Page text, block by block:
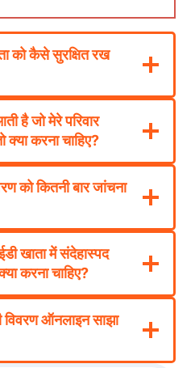
को कैसे सुरक्षित रख
है जो मेरे परिवार
क्या करना चाहिए?
को कितनी बार जांचना
खाता में संदेहास्पद
करना चाहिए?
विवरण ऑनलाइन साझा